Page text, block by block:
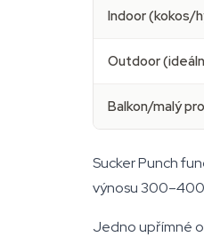
Indoor (kokos/
Outdoor
Balkon/malý
Sucker Punch
výnosu 300–400
Jedno upřímné